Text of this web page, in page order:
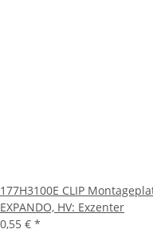
177H3100E CLIP
EXPANDO, HV: Exzenter
0,55 € *